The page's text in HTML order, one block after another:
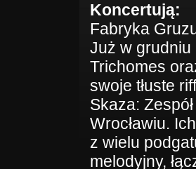
Koncertują:
Fabryka
Już w
Trichomes
swoje tłuste
Skaza:
Wrocławiu.
z wielu
melodyjny,